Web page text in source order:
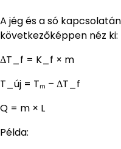
A jég és a só
következőképpen néz ki:
ΔT_f = K_f × m
T_új = Tₘ – ΔT_f
Q = m × L
Példa: